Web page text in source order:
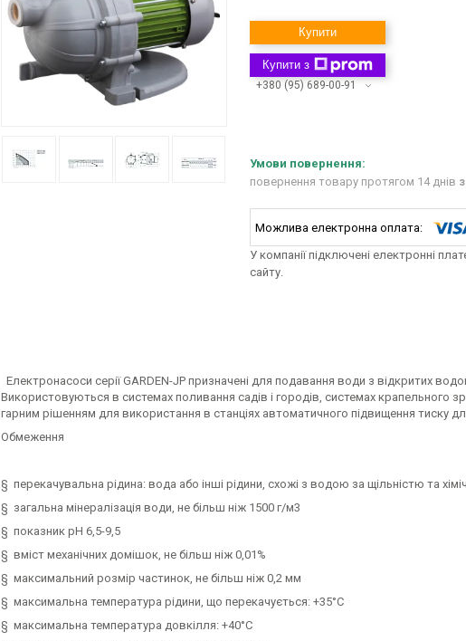
Купити
Купити з
+380 (95) 689-00-91
повернення товару протягом 14 днів
У компанії підключені електронні
сайту.
Електронасоси серії GARDEN-JP призначені для подавання води з відкритих
Використовуються в системах поливання садів і городів, системах крапельного
гарним рішенням для використання в станціях автоматичного підвищення тиску
Обмеження
§ перекачувальна рідина: вода або інші рідини, схожі з водою за щільністю та
§ загальна мінералізація води, не більш ніж 1500 г/м3
§ показник pH 6,5-9,5
§ вміст механічних домішок, не більш ніж 0,01%
§ максимальний розмір частинок, не більш ніж 0,2 мм
§ максимальна температура рідини, що перекачується: +35°С
§ максимальна температура довкілля: +40°С